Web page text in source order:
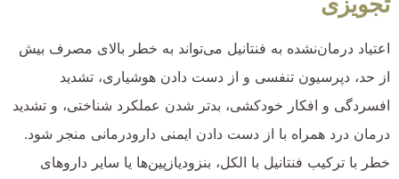
اعتیاد درمان‌نشده به فنتانیل می‌تواند به خطر بالای مصرف بیش
از حد، دپرسیون تنفسی و از دست دادن هوشیاری، تشدید
افسردگی و افکار خودکشی، بدتر شدن عملکرد شناختی، و تشدید
درمان درد همراه با از دست دادن ایمنی دارودرمانی منجر شود.
خطر با ترکیب فنتانیل با الکل، بنزودیازپین‌ها یا سایر داروهای